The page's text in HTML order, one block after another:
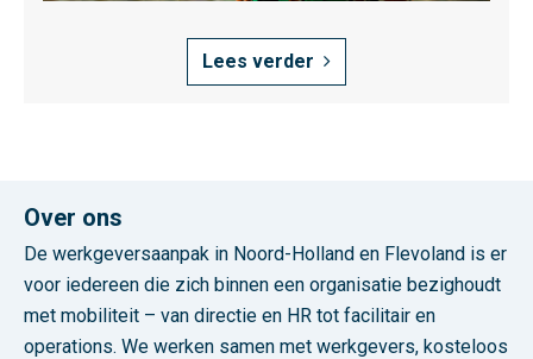
t
e
r
d
a
m
Lees verder
Over ons
De werkgeversaanpak in Noord-Holland en Flevoland is er
voor iedereen die zich binnen een organisatie bezighoudt
met mobiliteit – van directie en HR tot facilitair en
operations. We werken samen met werkgevers, kosteloos